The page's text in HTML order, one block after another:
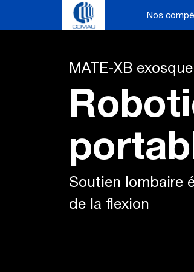
Nos
MATE-XB
Soutien lombaire
de la flexion